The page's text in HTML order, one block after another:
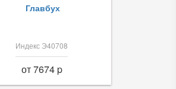
Главбух
Индекс Э40708
от 7674 p